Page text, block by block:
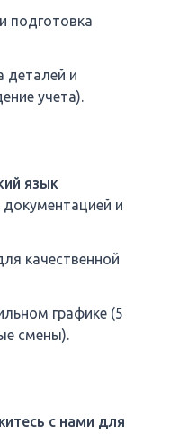
подготовка
деталей и
учета).
язык
и
качественной
графике (5
смены).
с нами для